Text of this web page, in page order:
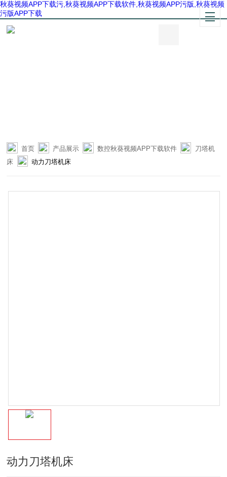
秋葵视频APP下载污,秋葵视频APP下载软件,秋葵视频APP污版,秋葵视频
污版APP下载
首页 产品展示 数控秋葵视频APP下载软件
刀塔机
床
动力刀塔机床
动力刀塔机床